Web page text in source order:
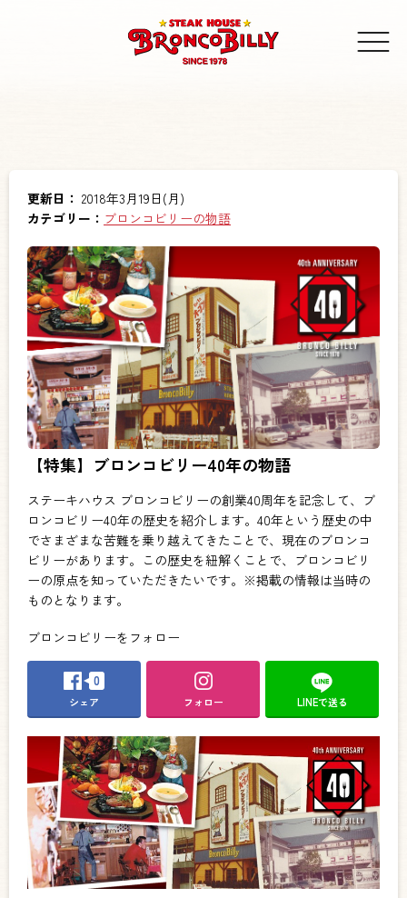
更新日： 2018年3月19日(月)
カテゴリー： ブロンコビリーの物語
【特集】ブロンコビリー40年の物語
ステーキハウス ブロンコビリーの創業40周年を記念して、ブ
ロンコビリー40年の歴史を紹介します。40年という歴史の中
でさまざまな苦難を乗り越えてきたことで、現在のブロンコ
ビリーがあります。この歴史を紐解くことで、ブロンコビリ
ーの原点を知っていただきたいです。※掲載の情報は当時の
ものとなります。
ブロンコビリーをフォロー
0
シェア フォロー LINEで送る